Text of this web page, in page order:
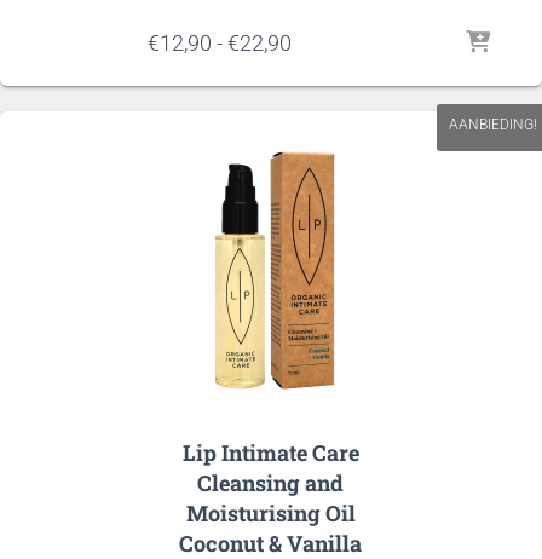
€12,90 -€22,90
tot
AANBIEDING!
Lip Intimate Care
Cleansing and
Moisturising Oil
Coconut & Vanilla